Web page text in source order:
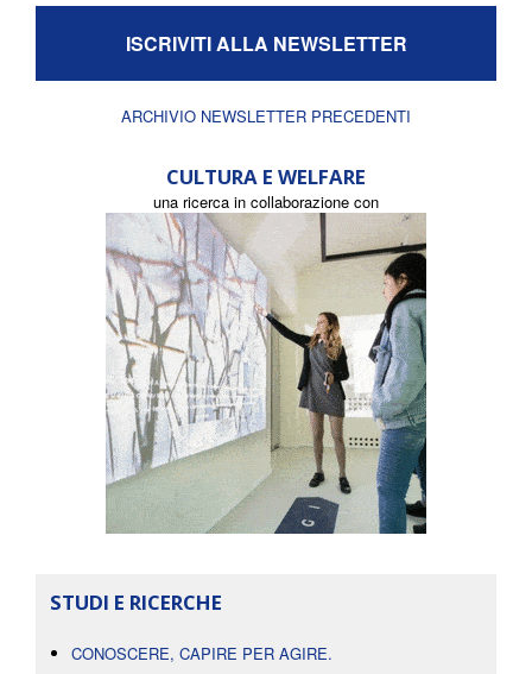
ISCRIVITI ALLA NEWSLETTER
ARCHIVIO NEWSLETTER PRECEDENTI
CULTURA E WELFARE
una ricerca in collaborazione con
STUDI E RICERCHE
CONOSCERE, CAPIRE PER AGIRE.